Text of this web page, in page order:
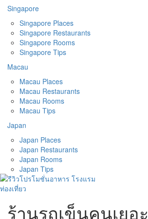
Singapore
Singapore Places
Singapore Restaurants
Singapore Rooms
Singapore Tips
Macau
Macau Places
Macau Restaurants
Macau Rooms
Macau Tips
Japan
Japan Places
Japan Restaurants
Japan Rooms
Japan Tips
ร้านรถเข็นคนเยอ